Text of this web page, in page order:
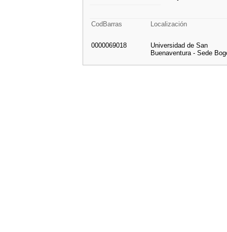
CodBarras Localización
0000069018
Universidad de San
Buenaventura - Sede